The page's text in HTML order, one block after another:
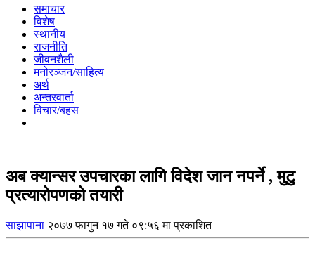
समाचार
विशेष
स्थानीय
राजनीति
जीवनशैली
मनोरञ्जन/साहित्य
अर्थ
अन्तरवार्ता
विचार/बहस
अब क्यान्सर उपचारका लागि विदेश जान नपर्ने , मुटु
प्रत्यारोपणको तयारी
साझापाना २०७७ फागुन १७ गते ०९:५६ मा प्रकाशित